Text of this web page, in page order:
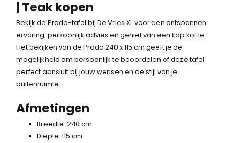
| Teak kopen
Bekijk de Prado-tafel bij De Vries XL voor een ontspannen
ervaring, persoonlijk advies en geniet van een kop koffie.
Het bekijken van de Prado 240 x 115 cm geeft je de
mogelijkheid om persoonlijk te beoordelen of deze tafel
perfect aansluit bij jouw wensen en de stijl van je
buitenruimte.
Afmetingen
Breedte: 240 cm
Diepte: 115 cm